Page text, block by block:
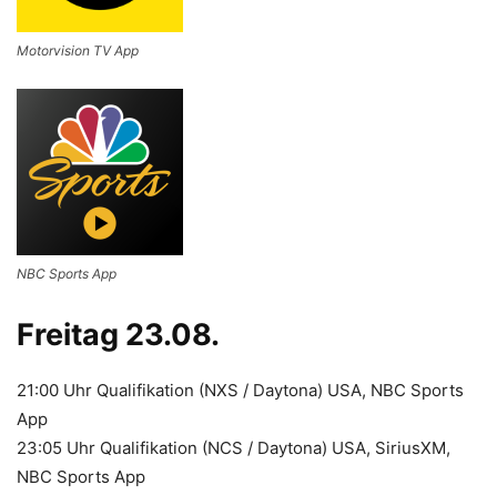
Motorvision TV App
NBC Sports App
Freitag 23.08.
21:00 Uhr Qualifikation (NXS / Daytona) USA, NBC Sports
App
23:05 Uhr Qualifikation (NCS / Daytona) USA, SiriusXM,
NBC Sports App